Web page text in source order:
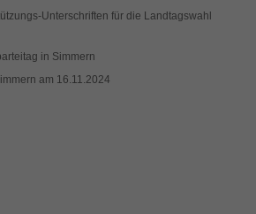
Unterschriften für die Landtagswahl
in Simmern
am 16.11.2024